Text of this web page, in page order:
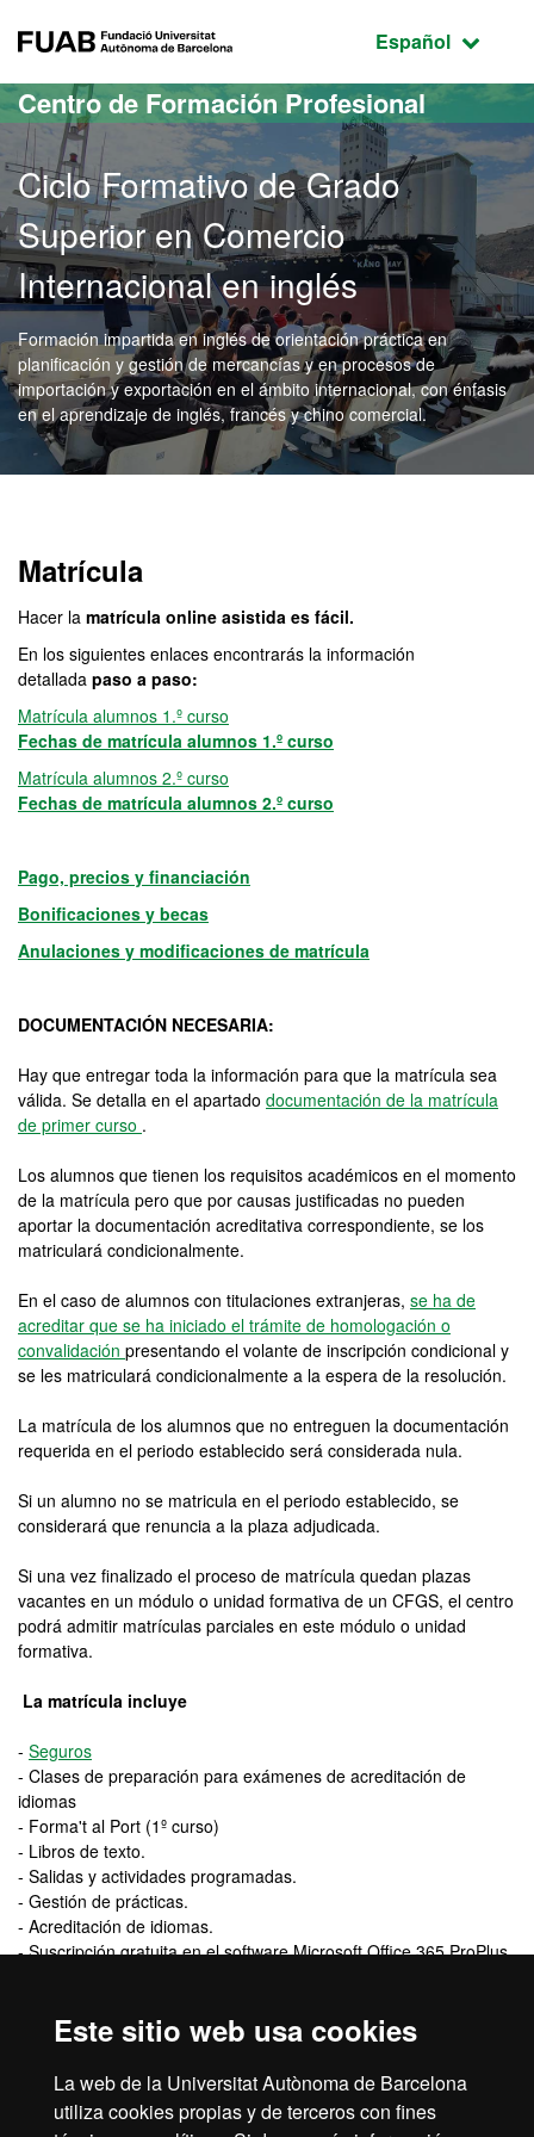
Este sitio web usa cookies
La web de la Universitat Autònoma de Barcelona
utiliza cookies propias y de terceros con fines
Idioma
Español
Centro de Formación Profesional
Ciclo Formativo de Grado
Superior en Comercio
Internacional en inglés
Formación impartida en inglés de orientación práctica en
planificación y gestión de mercancías y en procesos de
importación y exportación en el ámbito internacional, con énfasis
en el aprendizaje de inglés, francés y chino comercial.
Matrícula
Hacer la matrícula online asistida es fácil.
En los siguientes enlaces encontrarás la información
detallada paso a paso:
Matrícula alumnos 1.º curso
Fechas de matrícula alumnos 1.º curso
Matrícula alumnos 2.º curso
Fechas de matrícula alumnos 2.º curso
Pago, precios y financiación
Bonificaciones y becas
Anulaciones y modificaciones de matrícula
DOCUMENTACIÓN NECESARIA:
Hay que entregar toda la información para que la matrícula sea
válida. Se detalla en el apartado documentación de la matrícula
de primer curso .
Los alumnos que tienen los requisitos académicos en el momento
de la matrícula pero que por causas justificadas no pueden
aportar la documentación acreditativa correspondiente, se los
matriculará condicionalmente.
En el caso de alumnos con titulaciones extranjeras, se ha de
acreditar que se ha iniciado el trámite de homologación o
convalidación presentando el volante de inscripción condicional y
se les matriculará condicionalmente a la espera de la resolución.
La matrícula de los alumnos que no entreguen la documentación
requerida en el periodo establecido será considerada nula.
Si un alumno no se matricula en el periodo establecido, se
considerará que renuncia a la plaza adjudicada.
Si una vez finalizado el proceso de matrícula quedan plazas
vacantes en un módulo o unidad formativa de un CFGS, el centro
podrá admitir matrículas parciales en este módulo o unidad
formativa.
La matrícula incluye
- Seguros
- Clases de preparación para exámenes de acreditación de
idiomas
- Forma't al Port (1º curso)
- Libros de texto.
- Salidas y actividades programadas.
- Gestión de prácticas.
- Acreditación de idiomas.
- Suscripción gratuita en el software Microsoft Office 365 ProPlus
- Tasa de matrícula.
- Forma't al Port 250€ segundo curso